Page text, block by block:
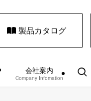
製品カタログ
会社案内
Company Infomation